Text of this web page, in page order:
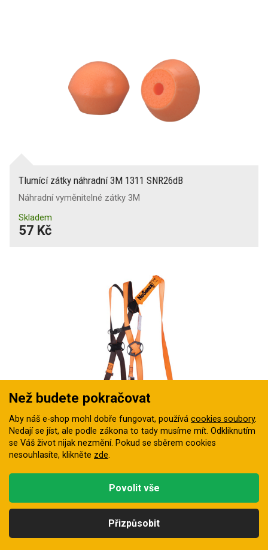
Tlumící zátky náhradní 3M 1311 SNR26dB
Náhradní vyměnitelné zátky 3M
Skladem
57 Kč
Souprava na zachycení pádu DeltaPlus ELARA160V2
Souprava na zachycení pádu s pevně přichyceným lanem s
tlumičem
Než budete pokračovat
Aby náš e-shop mohl dobře fungovat, používá cookies soubory.
Nedají se jíst, ale podle zákona to tady musíme mít. Odkliknutím
se Váš život nijak nezmění. Pokud se sběrem cookies
nesouhlasíte, klikněte zde.
Přizpůsobit
Povolit vše